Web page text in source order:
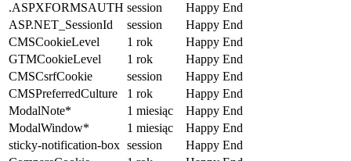
.ASPXFORMSAUTH session
Happy End
ASP.NET_SessionId
session
Happy End
CMSCookieLevel
1 rok
Happy End
GTMCookieLevel
1 rok
Happy End
CMSCsrfCookie
session
Happy End
CMSPreferredCulture
1 rok
Happy End
ModalNote*
1 miesiąc
Happy End
ModalWindow*
1 miesiąc
Happy End
sticky-notification-box session
Happy End